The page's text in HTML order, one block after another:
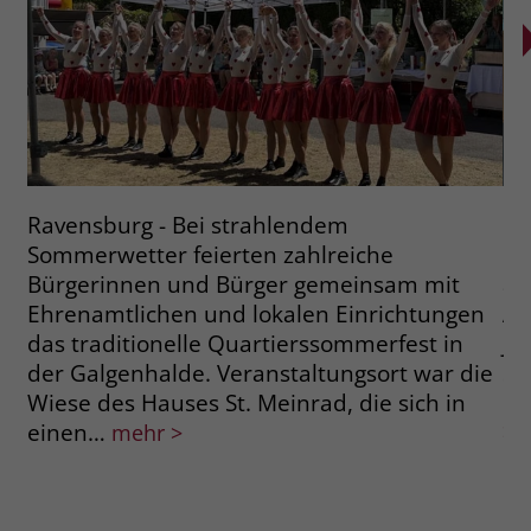
Ravensburg - Bei strahlendem
Sommerwetter feierten zahlreiche
Bürgerinnen und Bürger gemeinsam mit
Ehrenamtlichen und lokalen Einrichtungen
das traditionelle Quartierssommerfest in
der Galgenhalde. Veranstaltungsort war die
Wiese des Hauses St. Meinrad, die sich in
einen… mehr >